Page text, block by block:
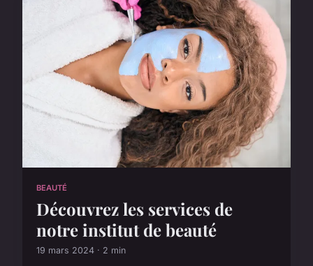
BEAUTÉ
Découvrez les services de
notre institut de beauté
19 mars 2024 · 2 min